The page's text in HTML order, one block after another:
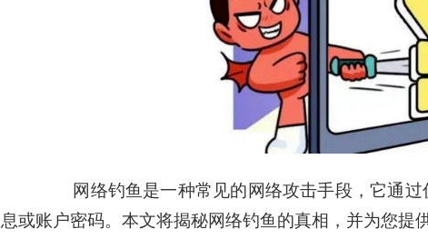
网络钓鱼是一种常见的网络攻击手段，它通过
息或账户密码。本文将揭秘网络钓鱼的真相，并为您提